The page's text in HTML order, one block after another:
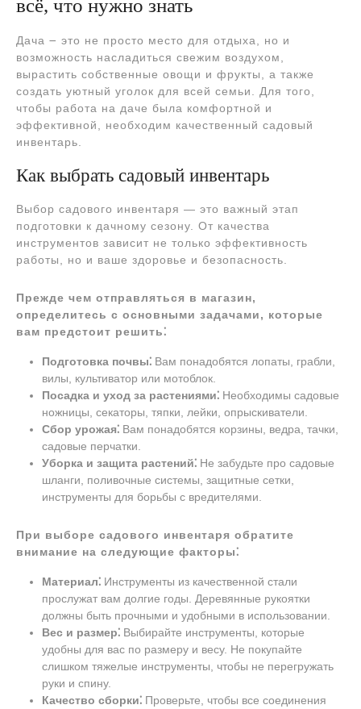
всё, что нужно знать
Дача ౼ это не просто место для отдыха, но и
возможность насладиться свежим воздухом,
вырастить собственные овощи и фрукты, а также
создать уютный уголок для всей семьи. Для того,
чтобы работа на даче была комфортной и
эффективной, необходим качественный садовый
инвентарь.
Как выбрать садовый инвентарь
Выбор садового инвентаря — это важный этап
подготовки к дачному сезону. От качества
инструментов зависит не только эффективность
работы, но и ваше здоровье и безопасность.
Прежде чем отправляться в магазин,
определитесь с основными задачами, которые
вам предстоит решить⁚
Подготовка почвы⁚ Вам понадобятся лопаты, грабли,
вилы, культиватор или мотоблок.
Посадка и уход за растениями⁚ Необходимы садовые
ножницы, секаторы, тяпки, лейки, опрыскиватели.
Сбор урожая⁚ Вам понадобятся корзины, ведра, тачки,
садовые перчатки.
Уборка и защита растений⁚ Не забудьте про садовые
шланги, поливочные системы, защитные сетки,
инструменты для борьбы с вредителями.
При выборе садового инвентаря обратите
внимание на следующие факторы⁚
Материал⁚ Инструменты из качественной стали
прослужат вам долгие годы. Деревянные рукоятки
должны быть прочными и удобными в использовании.
Вес и размер⁚ Выбирайте инструменты, которые
удобны для вас по размеру и весу. Не покупайте
слишком тяжелые инструменты, чтобы не перегружать
руки и спину.
Качество сборки⁚ Проверьте, чтобы все соединения